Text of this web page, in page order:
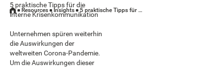
5 praktische Tipps für die
interne Krisenkommunikation
Unternehmen spüren weiterhin
die Auswirkungen der
weltweiten Corona-Pandemie.
Um die Auswirkungen dieser
Resources Insights 5 praktische Tipps für die interne Krisenkommunikation